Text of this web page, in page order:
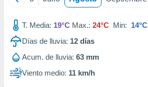
T. Media: 19°C Max.: 24°C Min: 14°C
Días de lluvia: 12 días
Acum. de lluvia: 63 mm
Viento medio: 11 km/h